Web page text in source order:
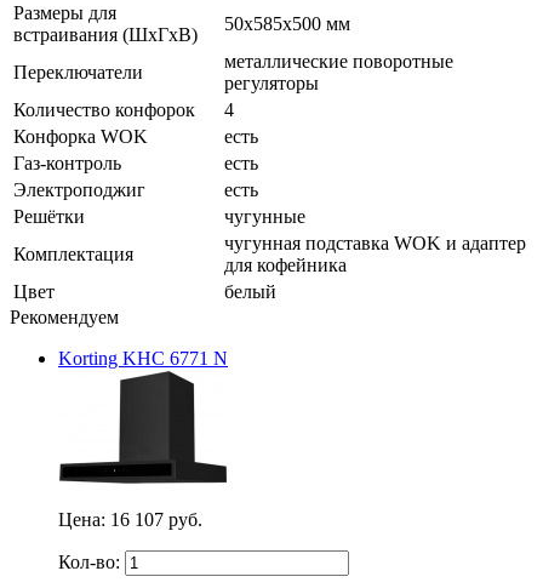
Размеры для
встраивания (ШхГхВ)
50х585х500 мм
Переключатели
металлические поворотные
регуляторы
Количество конфорок
4
Конфорка WOK
есть
Газ-контроль
есть
Электроподжиг
есть
Решётки
чугунные
Комплектация
чугунная подставка WOK и адаптер
для кофейника
Цвет
белый
Рекомендуем
Korting KHC 6771 N
Цена: 16 107 руб.
Кол-во: